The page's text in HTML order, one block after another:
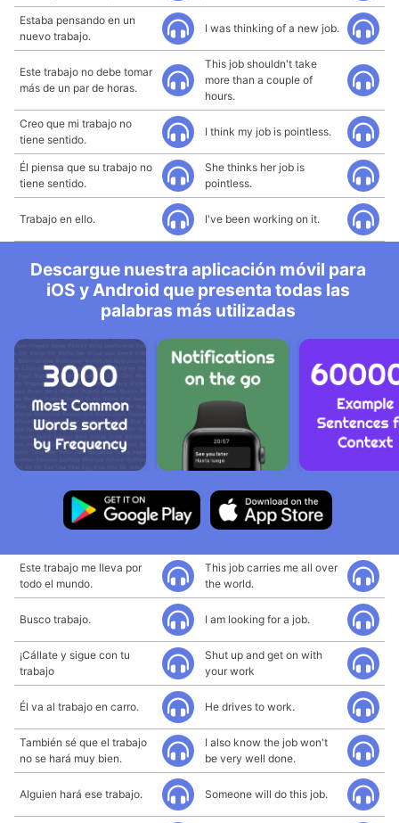
Estaba pensando en un
nuevo trabajo.
I was thinking of a new job.
Este trabajo no debe tomar
más de un par de horas.
This job shouldn't take
more than a couple of
hours.
Creo que mi trabajo no
tiene sentido.
I think my job is pointless.
Él piensa que su trabajo no
tiene sentido.
She thinks her job is
pointless.
Trabajo en ello. I've been working on it.
Descargue nuestra aplicación móvil para
iOS y Android que presenta todas las
palabras más utilizadas
Este trabajo me lleva por
todo el mundo.
This job carries me all over
the world.
Busco trabajo. I am looking for a job.
¡Cállate y sigue con tu
trabajo
Shut up and get on with
your work
Él va al trabajo en carro. He drives to work.
También sé que el trabajo
no se hará muy bien.
I also know the job won't
be very well done.
Alguien hará ese trabajo. Someone will do this job.